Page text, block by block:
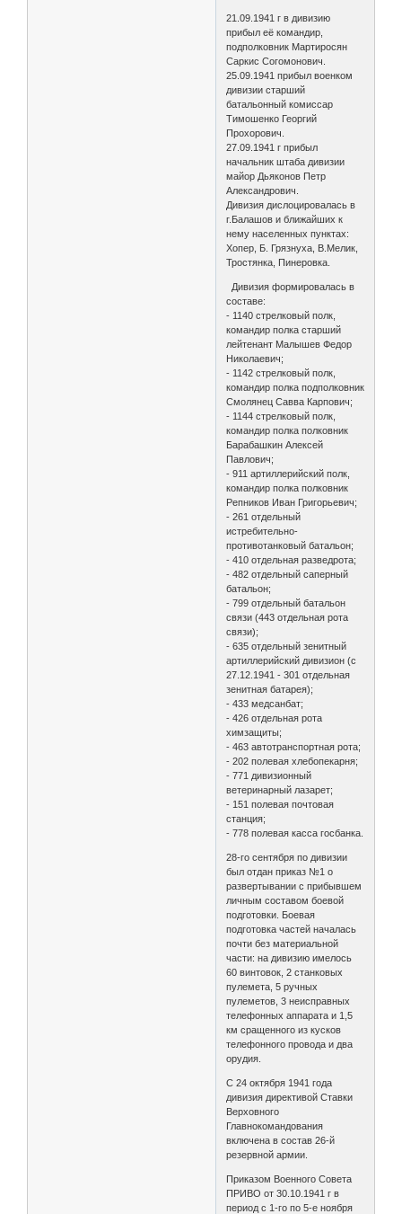
21.09.1941 г в дивизию
прибыл её командир,
подполковник Мартиросян
Саркис Согомонович.
25.09.1941 прибыл военком
дивизии старший
батальонный комиссар
Тимошенко Георгий
Прохорович.
27.09.1941 г прибыл
начальник штаба дивизии
майор Дьяконов Петр
Александрович.
Дивизия дислоцировалась в
г.Балашов и ближайших к
нему населенных пунктах:
Хопер, Б. Грязнуха, В.Мелик,
Тростянка, Пинеровка.
Дивизия формировалась в
составе:
- 1140 стрелковый полк,
командир полка старший
лейтенант Малышев Федор
Николаевич;
- 1142 стрелковый полк,
командир полка подполковник
Смолянец Савва Карпович;
- 1144 стрелковый полк,
командир полка полковник
Барабашкин Алексей
Павлович;
- 911 артиллерийский полк,
командир полка полковник
Репников Иван Григорьевич;
- 261 отдельный
истребительно-
противотанковый батальон;
- 410 отдельная разведрота;
- 482 отдельный саперный
батальон;
- 799 отдельный батальон
связи (443 отдельная рота
связи);
- 635 отдельный зенитный
артиллерийский дивизион (с
27.12.1941 - 301 отдельная
зенитная батарея);
- 433 медсанбат;
- 426 отдельная рота
химзащиты;
- 463 автотранспортная рота;
- 202 полевая хлебопекарня;
- 771 дивизионный
ветеринарный лазарет;
- 151 полевая почтовая
станция;
- 778 полевая касса госбанка.
28-го сентября по дивизии
был отдан приказ №1 о
развертывании с прибывшем
личным составом боевой
подготовки. Боевая
подготовка частей началась
почти без материальной
части: на дивизию имелось
60 винтовок, 2 станковых
пулемета, 5 ручных
пулеметов, 3 неисправных
телефонных аппарата и 1,5
км сращенного из кусков
телефонного провода и два
орудия.
С 24 октября 1941 года
дивизия директивой Ставки
Верховного
Главнокомандования
включена в состав 26-й
резервной армии.
Приказом Военного Совета
ПРИВО от 30.10.1941 г в
период с 1-го по 5-е ноября